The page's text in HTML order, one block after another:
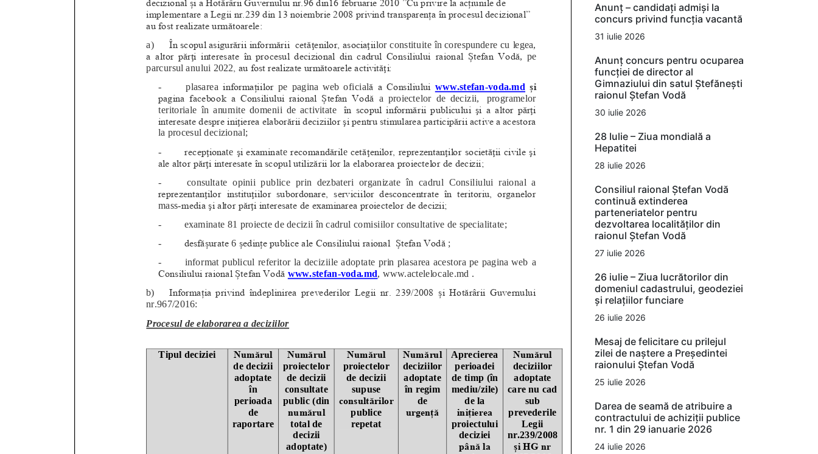
Anunț – candidați admiși la
concurs privind funcția vacantă
31 iulie 2026
Anunț concurs pentru ocuparea
funcției de director al
Gimnaziului din satul Ștefănești
raionul Ștefan Vodă
30 iulie 2026
28 Iulie – Ziua mondială a
Hepatitei
28 iulie 2026
Consiliul raional Ștefan Vodă
continuă extinderea
parteneriatelor pentru
dezvoltarea localităților din
raionul Ștefan Vodă
27 iulie 2026
26 iulie – Ziua lucrătorilor din
domeniul cadastrului, geodeziei
și relațiilor funciare
26 iulie 2026
Mesaj de felicitare cu prilejul
zilei de naștere a Președintei
raionului Ștefan Vodă
25 iulie 2026
Darea de seamă de atribuire a
contractului de achiziții publice
nr. 1 din 29 ianuarie 2026
24 iulie 2026